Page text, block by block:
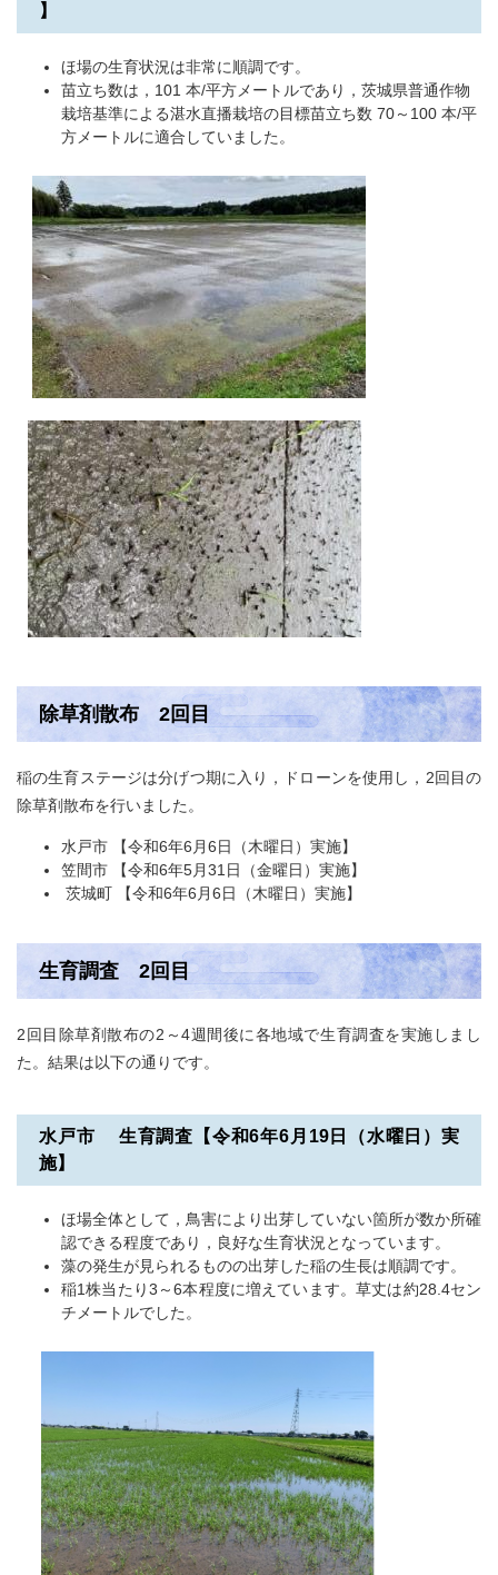
】
ほ場の生育状況は非常に順調です。
苗立ち数は，101 本/平方メートルであり，茨城県普通作物
栽培基準による湛水直播栽培の目標苗立ち数 70～100 本/平
方メートルに適合していました。
除草剤散布 2回目
稲の生育ステージは分げつ期に入り，ドローンを使用し，2回目の
除草剤散布を行いました。
水戸市 【令和6年6月6日（木曜日）実施】
笠間市 【令和6年5月31日（金曜日）実施】
茨城町 【令和6年6月6日（木曜日）実施】
生育調査 2回目
2回目除草剤散布の2～4週間後に各地域で生育調査を実施しまし
た。結果は以下の通りです。
水戸市 生育調査【令和6年6月19日（水曜日）実
施】
ほ場全体として，鳥害により出芽していない箇所が数か所確
認できる程度であり，良好な生育状況となっています。
藻の発生が見られるものの出芽した稲の生長は順調です。
稲1株当たり3～6本程度に増えています。草丈は約28.4セン
チメートルでした。